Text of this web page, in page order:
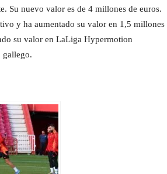
Su nuevo valor es de 4 millones de euros.
y ha aumentado su valor en 1,5 millones
su valor en LaLiga Hypermotion
gallego.